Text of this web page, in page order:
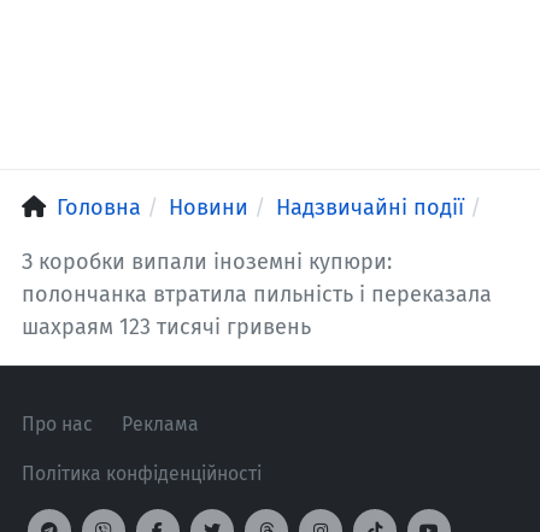
Головна Новини Надзвичайні події
З коробки випали іноземні купюри:
полончанка втратила пильність і переказала
шахраям 123 тисячі гривень
Про нас Реклама
Політика конфіденційності